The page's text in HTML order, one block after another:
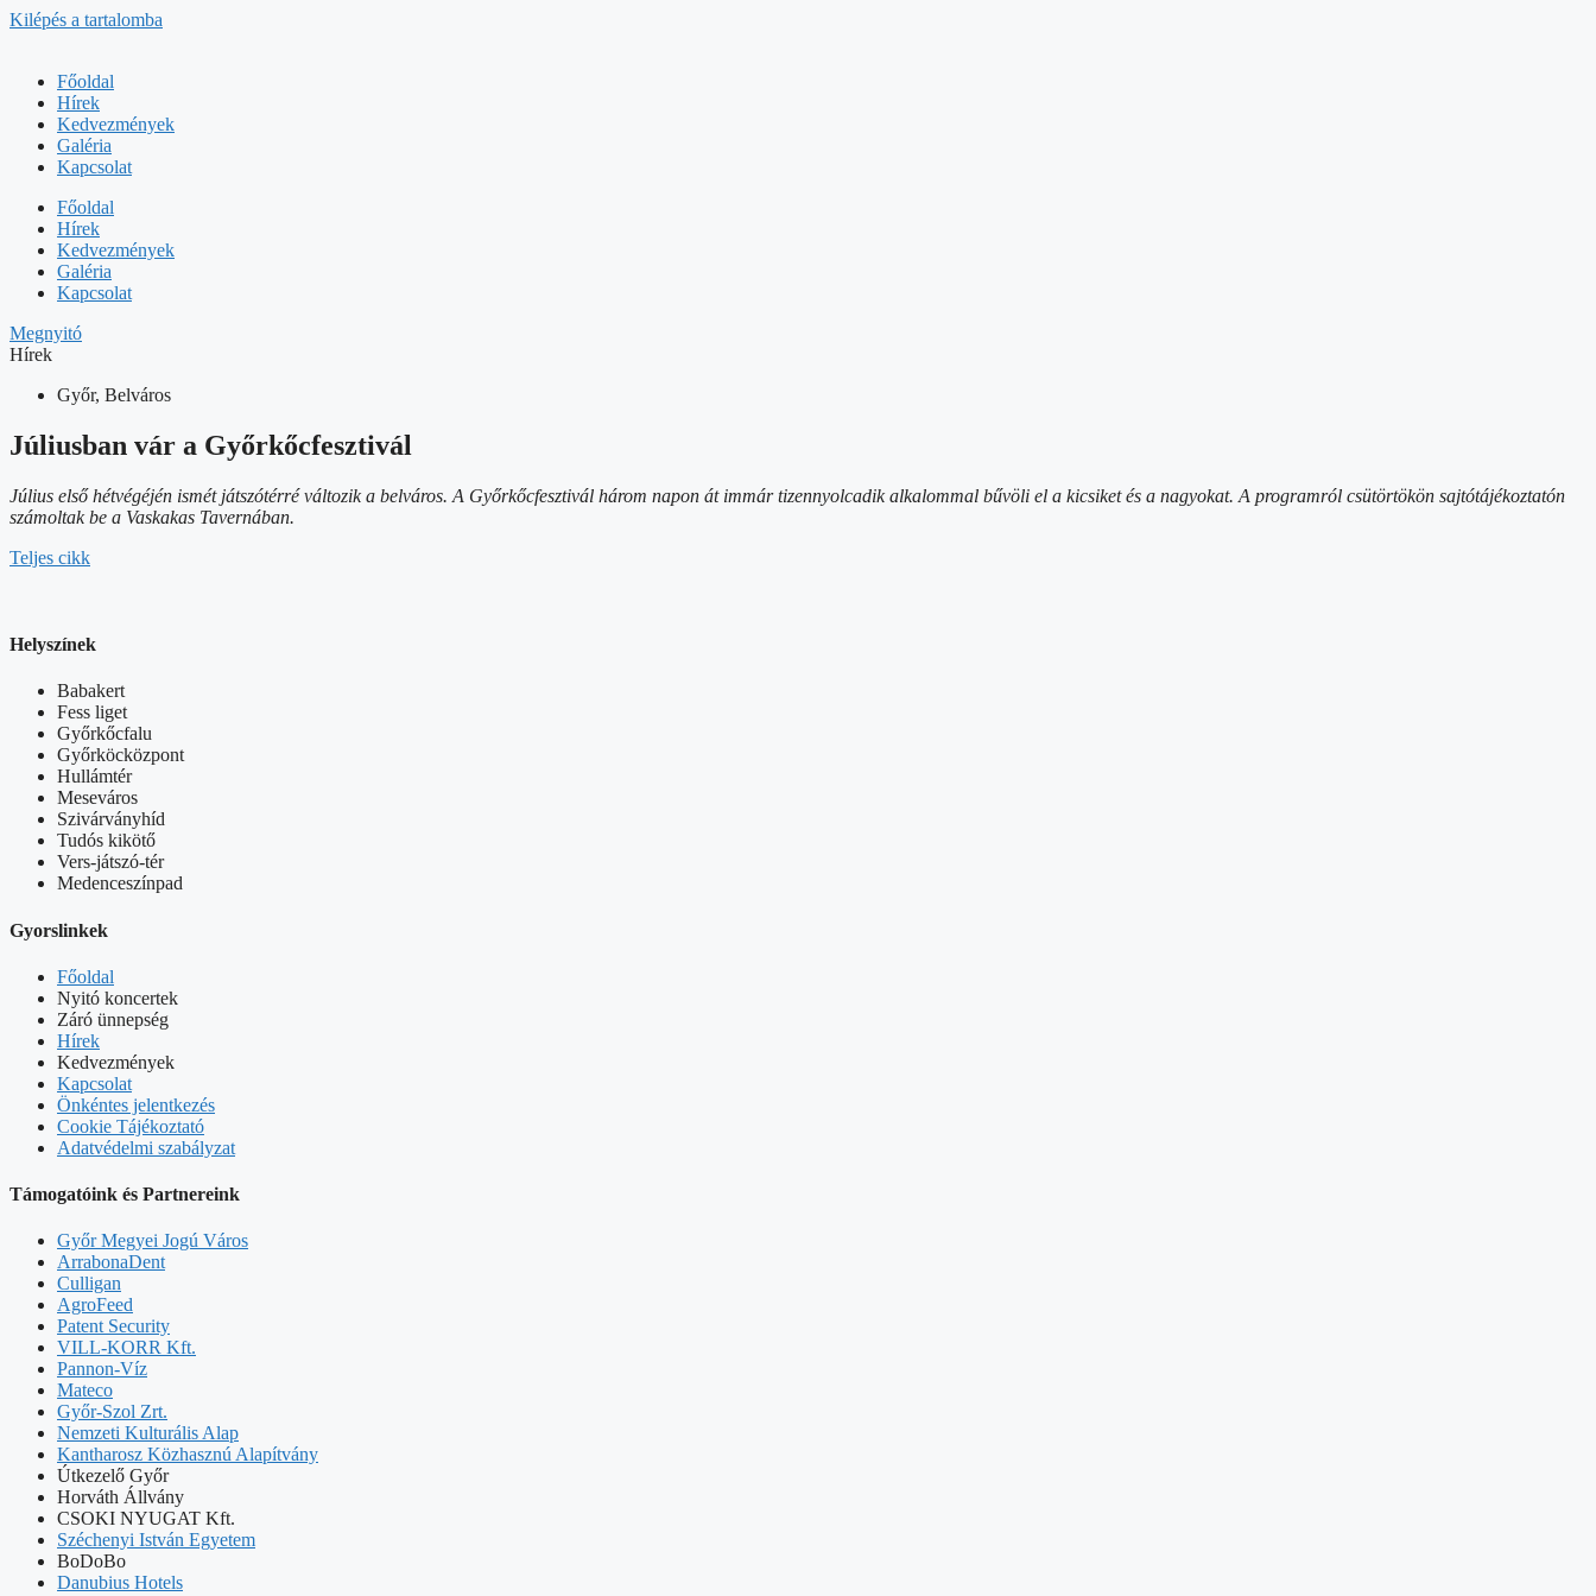
Kilépés a tartalomba
Főoldal
Hírek
Kedvezmények
Galéria
Kapcsolat
Főoldal
Hírek
Kedvezmények
Galéria
Kapcsolat
Megnyitó
Hírek
Győr, Belváros
Júliusban vár a Győrkőcfesztivál
Július első hétvégéjén ismét játszótérré változik a belváros. A Győrkőcfesztivál három napon át immár tizennyolcadik alkalommal bűvöli el a kicsiket és a nagyokat. A programról csütörtökön sajtótájékoztatón
számoltak be a Vaskakas Tavernában.
Teljes cikk
Helyszínek
Babakert
Fess liget
Győrkőcfalu
Győrköcközpont
Hullámtér
Meseváros
Szivárványhíd
Tudós kikötő
Vers-játszó-tér
Medenceszínpad
Gyorslinkek
Főoldal
Nyitó koncertek
Záró ünnepség
Hírek
Kedvezmények
Kapcsolat
Önkéntes jelentkezés
Cookie Tájékoztató
Adatvédelmi szabályzat
Támogatóink és Partnereink
Győr Megyei Jogú Város
ArrabonaDent
Culligan
AgroFeed
Patent Security
VILL-KORR Kft.
Pannon-Víz
Mateco
Győr-Szol Zrt.
Nemzeti Kulturális Alap
Kantharosz Közhasznú Alapítvány
Útkezelő Győr
Horváth Állvány
CSOKI NYUGAT Kft.
Széchenyi István Egyetem
BoDoBo
Danubius Hotels